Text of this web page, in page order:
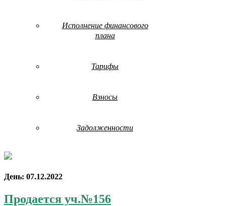
Исполнение финансового
плана
Тарифы
Взносы
Задолженности
День: 07.12.2022
Продается уч.№156